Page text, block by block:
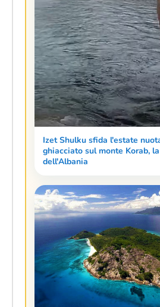
Izet Shulku sfida l'estate
ghiacciato sul monte Korab,
dell'Albania